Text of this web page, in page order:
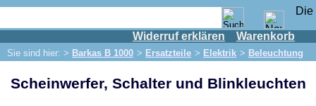
Widerruf erklären Warenkorb
Sie sind hier: > Barkas B 1000 > Ersatzteile > Elektrik > Beleuchtung
IFA Motor
IFA-Fahrzeuge
Scheinwerfer, Schalter und Blinkleuchten